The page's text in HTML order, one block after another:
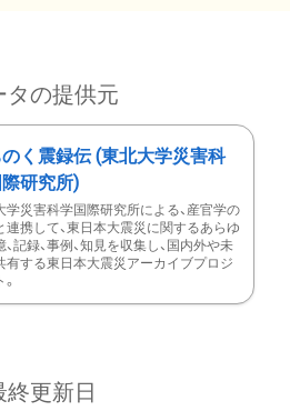
タの提供元
く震録伝 (東北大学災害科
研究所)
学災害科学国際研究所による、産官学の
連携して、東日本大震災に関するあらゆ
、記録、事例、知見を収集し、国内外や未
有する東日本大震災アーカイブプロジ
終更新日